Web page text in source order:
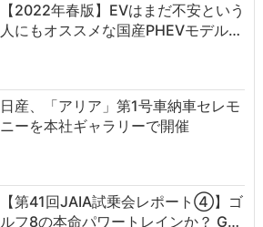
【2022年春版】EVはまだ不安という
人にもオススメな国産PHEVモデル…
日産、「アリア」第1号車納車セレモ
ニーを本社ギャラリーで開催
【第41回JAIA試乗会レポート④】ゴ
ルフ8の本命パワートレインか？ G…